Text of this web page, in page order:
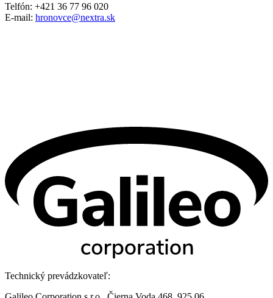
Telfón: +421 36 77 96 020
E-mail: hronovce@nextra.sk
Technický prevádzkovateľ: